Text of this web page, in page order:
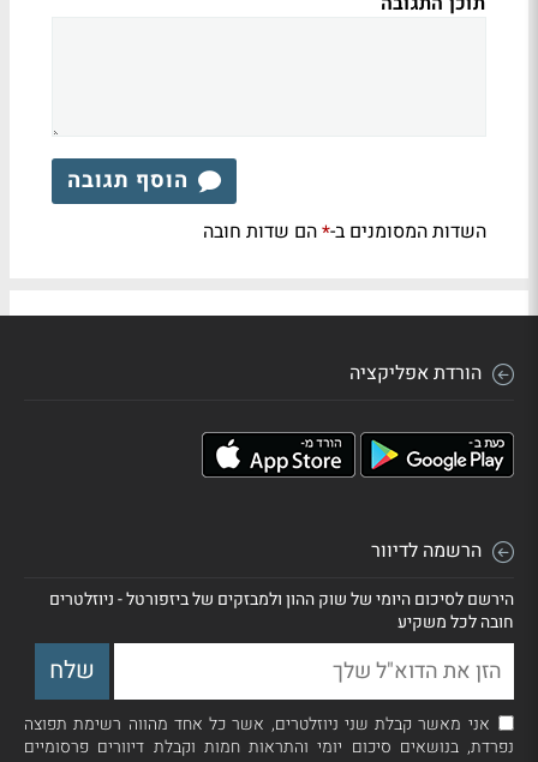
הוסף תגובה
השדות המסומנים ב-*הם שדות חובה
הורדת אפליקציה
הרשמה לדיוור
הירשם לסיכום היומי של שוק ההון ולמבזקים של ביזפורטל - ניוזלטרים
חובה לכל משקיע
אני מאשר קבלת שני ניוזלטרים, אשר כל אחד מהווה רשימת תפוצה
נפרדת, בנושאים סיכום יומי והתראות חמות וקבלת דיוורים פרסומיים